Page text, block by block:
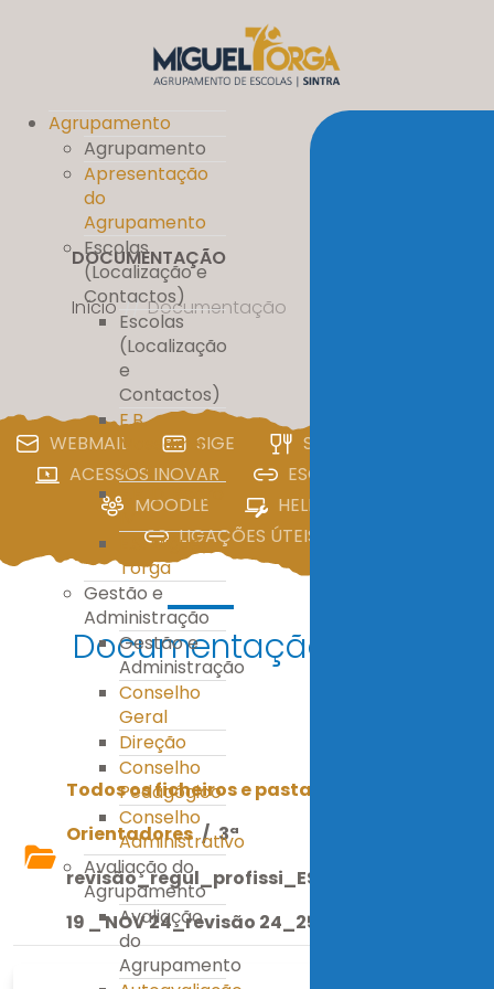
Agrupamento
Agrupamento
Apresentação
do
Agrupamento
Escolas
(Localização e
Contactos)
Escolas
(Localização
e
Contactos)
E.B.
Massamá
nº 1
E.B. D. Pedro
IV
E.S. Miguel
Torga
Gestão e
Administração
Gestão e
Administração
Conselho
Geral
Direção
Conselho
Pedagógico
Conselho
Administrativo
Avaliação do
Agrupamento
Avaliação
do
Agrupamento
DOCUMENTAÇÃO
Início //Documentação
WEBMAIL SIGE SIGA
ACESSOS INOVAR
ESCOLA DIGITAL
MOODLE
HELPDESK
LIGAÇÕES ÚTEIS
Documentação
Todos os ficheiros e pastas
Orientadores / 3ª
revisão_regul_profissi_ESMT_2ª revisão_
19 _ NOV 24_revisão 24_25.pdf